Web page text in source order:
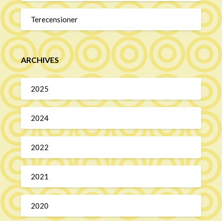
Terecensioner
ARCHIVES
2025
2024
2022
2021
2020